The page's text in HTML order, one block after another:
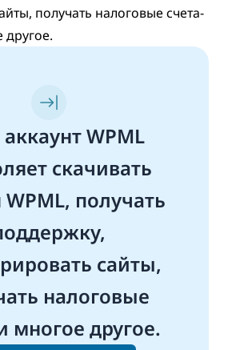
получать налоговые счета-
WPML
скачивать
получать
сайты,
налоговые
многое другое.